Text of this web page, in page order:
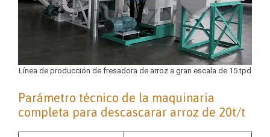
Línea de producción de fresadora de arroz a gran escala de 15 tpd
Parámetro técnico de la maquinaria
completa para descascarar arroz de 20t/t